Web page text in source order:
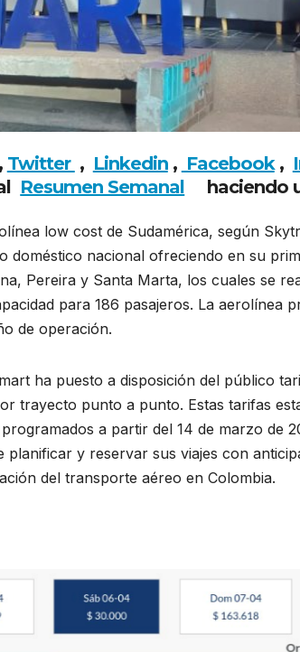
Twitter , Linkedin, Facebook,
Resumen Semanal haciendo
low cost de Sudamérica, según
doméstico nacional ofreciendo en su
Pereira y Santa Marta, los cuales se
para 186 pasajeros. La aerolínea
de operación.
ha puesto a disposición del público
trayecto punto a punto. Estas tarifas
a partir del 14 de marzo de
y reservar sus viajes con
del transporte aéreo en Colombia.